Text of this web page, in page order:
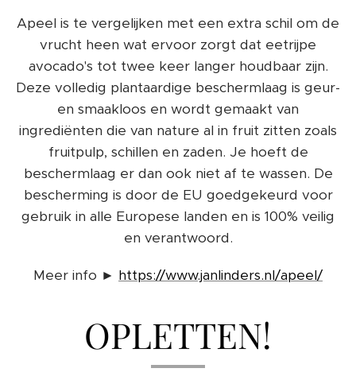
Apeel is te vergelijken met een extra schil om de
vrucht heen wat ervoor zorgt dat eetrijpe
avocado's tot twee keer langer houdbaar zijn.
Deze volledig plantaardige beschermlaag is geur-
en smaakloos en wordt gemaakt van
ingrediënten die van nature al in fruit zitten zoals
fruitpulp, schillen en zaden. Je hoeft de
beschermlaag er dan ook niet af te wassen. De
bescherming is door de EU goedgekeurd voor
gebruik in alle Europese landen en is 100% veilig
en verantwoord.
Meer info ► https://www.janlinders.nl/apeel/
OPLETTEN!